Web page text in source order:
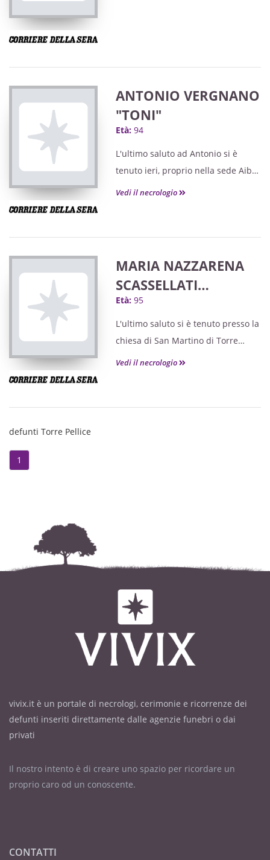
modernità e dell'età della
ANTONIO VERGNANO
"TONI"
Età: 94
L'ultimo saluto ad Antonio si è
tenuto ieri, proprio nella sede Aib
di Torre Pellice.
Vedi il necrologio
MARIA NAZZARENA
SCASSELLATI
SFORZOLINI GALETTI
"MARIENA"
Età: 95
L'ultimo saluto si è tenuto presso la
chiesa di San Martino di Torre
Pellice.
Vedi il necrologio
defunti Torre Pellice
1
vivix.it è un portale di necrologi, cerimonie e ricorrenze dei
defunti inseriti direttamente dalle agenzie funebri o dai
privati
Il nostro intento è di creare uno spazio per ricordare un
proprio caro od un conoscente.
CONTATTI